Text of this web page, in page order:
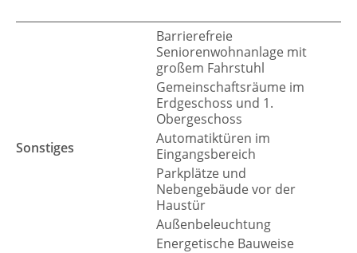
Sonstiges
Barrierefreie
Seniorenwohnanlage mit
großem Fahrstuhl
Gemeinschaftsräume im
Erdgeschoss und 1.
Obergeschoss
Automatiktüren im
Eingangsbereich
Parkplätze und
Nebengebäude vor der
Haustür
Außenbeleuchtung
Energetische Bauweise